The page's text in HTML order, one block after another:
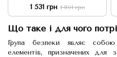
1 531 грн 1 801 грн
Що таке і для чого
Група безпеки являє
елементів, призначених для